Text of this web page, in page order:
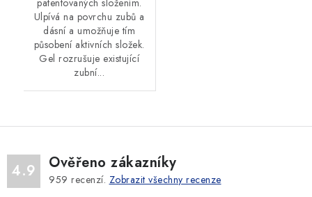
patentovaných složením.
Ulpívá na povrchu zubů a
dásní a umožňuje tím
působení aktivních složek.
Gel rozrušuje existující
zubní...
4.9 Ověřeno zákazníky
959 recenzí. Zobrazit všechny recenze